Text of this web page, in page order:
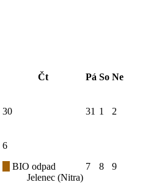
Čt Pá So Ne
30 31 1 2
6
BIO odpad
Jelenec (Nitra)
7 8 9